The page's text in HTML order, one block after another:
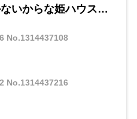
いからな姫ハウス…
No.1314437108
No.1314437216